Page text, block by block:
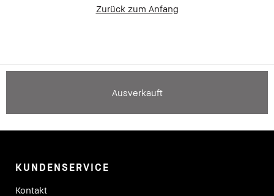
Zurück zum Anfang
Ausverkauft
KUNDENSERVICE
Kontakt